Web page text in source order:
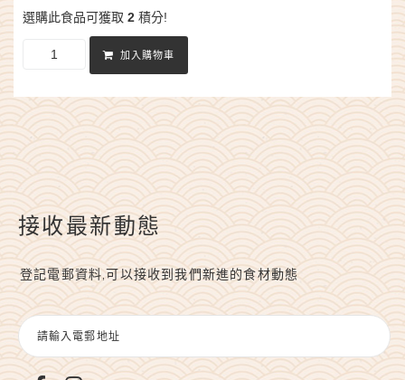
選購此食品可獲取 2 積分!
加入購物車
接收最新動態
登記電郵資料,可以接收到我們新進的食材動態